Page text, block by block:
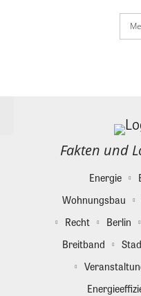
Fakten und
Energie
Wohnungsbau
Recht
Berlin
Breitband